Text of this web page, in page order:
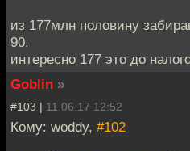
из 177млн половину
90.
интересно 177 это до
Goblin »
#103 | 11.06.17 12:52
Кому: woddy, #102